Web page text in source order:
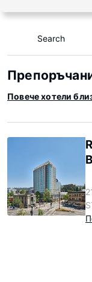
Search
Повече хотели